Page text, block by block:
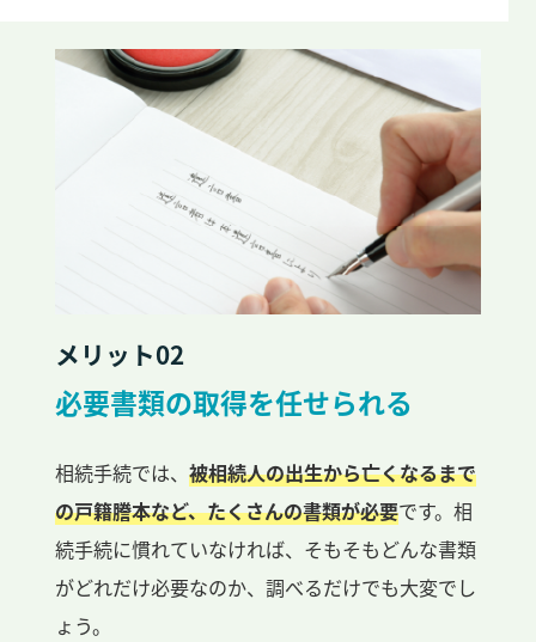
メリット02
必要書類の取得を任せられる
相続手続では、 被相続人の出生から亡くなるまで
の戸籍謄本など、たくさんの書類が必要です。相
続手続に慣れていなければ、そもそもどんな書類
がどれだけ必要なのか、調べるだけでも大変でし
ょう。